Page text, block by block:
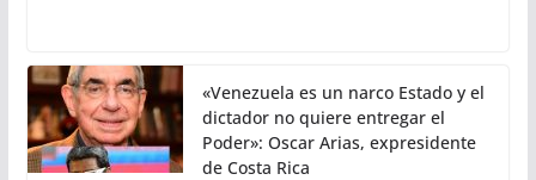
«Venezuela es un narco Estado y el
dictador no quiere entregar el
Poder»: Oscar Arias, expresidente
de Costa Rica